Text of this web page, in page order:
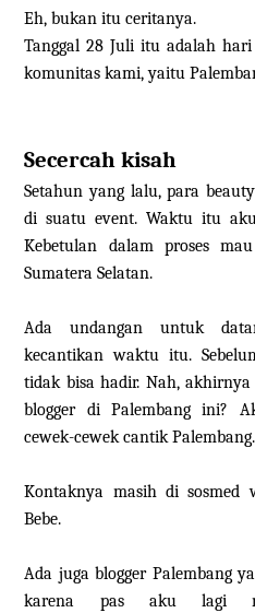
Eh, bukan itu ceritanya.
Tanggal 28 Juli itu adalah
komunitas kami, yaitu
Secercah kisah
Setahun yang lalu, para
di suatu event. Waktu itu
Kebetulan dalam proses
Sumatera Selatan.
Ada undangan untuk
kecantikan waktu itu.
tidak bisa hadir. Nah,
blogger di Palembang ini?
cewek-cewek cantik Palembang.
Kontaknya masih di sosmed
Bebe.
Ada juga blogger Palembang
karena pas aku lagi